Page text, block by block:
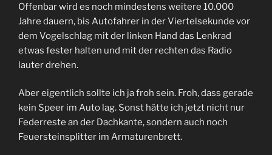
Offenbar wird es noch mindestens weitere 10.000
Jahre dauern, bis Autofahrer in der Viertelsekunde vor
dem Vogelschlag mit der linken Hand das Lenkrad
etwas fester halten und mit der rechten das Radio
lauter drehen.
Aber eigentlich sollte ich ja froh sein. Froh, dass gerade
kein Speer im Auto lag. Sonst hätte ich jetzt nicht nur
Federreste an der Dachkante, sondern auch noch
Feuersteinsplitter im Armaturenbrett.